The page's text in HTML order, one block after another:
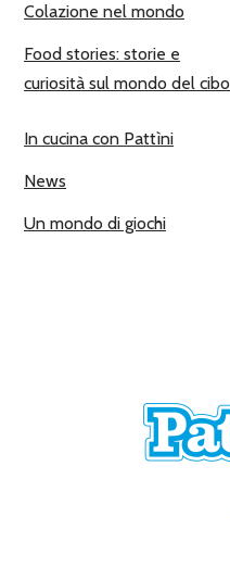
Colazione nel mondo
Food stories: storie e
curiosità sul mondo del cibo
In cucina con Pattìni
News
Un mondo di giochi